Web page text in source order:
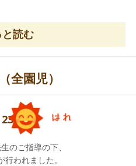
ま、ありがとう
と読む
全園児）
にち
のご指導の下、
われました。